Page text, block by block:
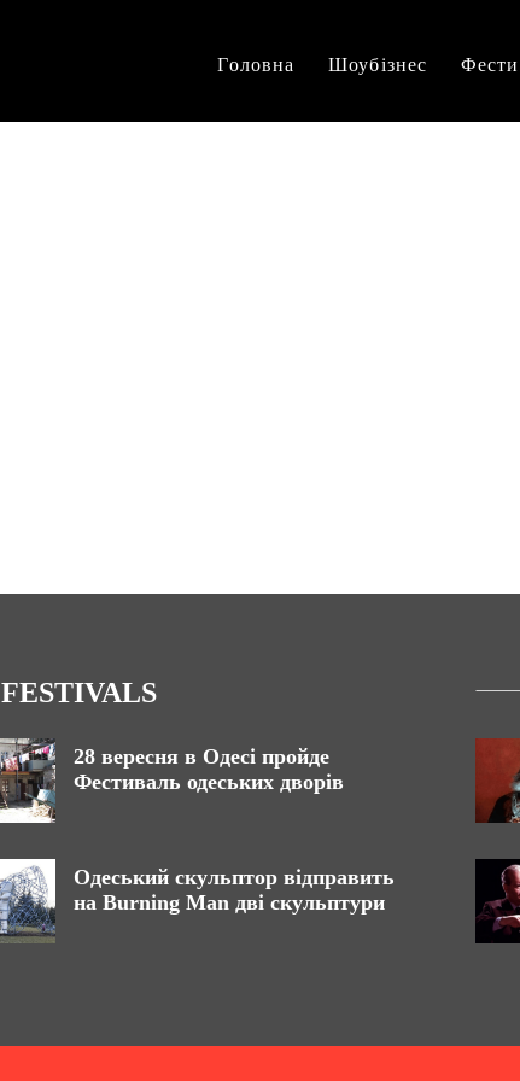
Головна Шоубізнес
FESTIVALS
28 вересня в Одесі пройде
Фестиваль одеських дворів
Одеський скульптор відправить
на Burning Man дві скульптури